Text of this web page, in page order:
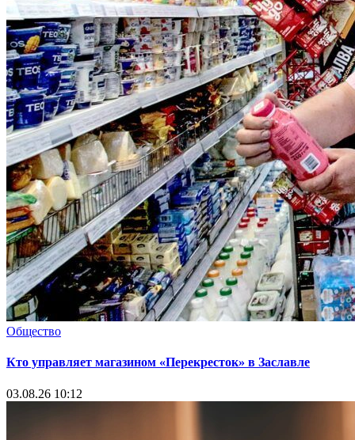
Общество
Кто управляет магазином «Перекресток» в Заславле
03.08.26 10:12